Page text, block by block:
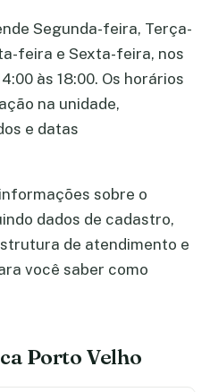
Segunda-feira, Terça-
feira e Sexta-feira, nos
às 18:00. Os horários
na unidade,
e datas
sobre o
dados de cadastro,
de atendimento e
você saber como
Porto Velho